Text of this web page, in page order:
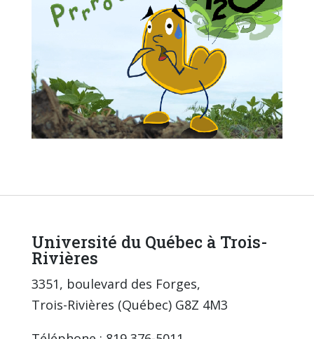
Université du Québec à Trois-
Rivières
3351, boulevard des Forges,
Trois-Rivières (Québec) G8Z 4M3